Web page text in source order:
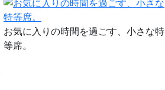
お気に入りの時間を過ごす、小さな特
等席。